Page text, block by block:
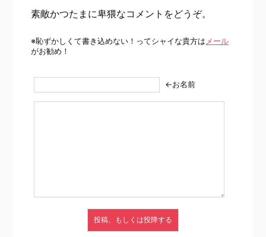
素敵かつたまに卑猥なコメントをどうぞ。
※恥ずかしくて書き込めない！ってシャイな貴方は メール
がお勧め！
←お名前